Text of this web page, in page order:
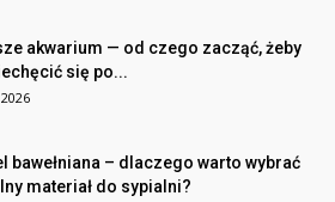
akwarium — od czego zacząć, żeby
się po...
bawełniana – dlaczego warto wybrać
materiał do sypialni?